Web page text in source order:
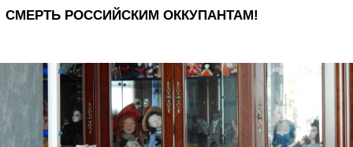
СМЕРТЬ РОССИЙСКИМ ОККУПАНТАМ!